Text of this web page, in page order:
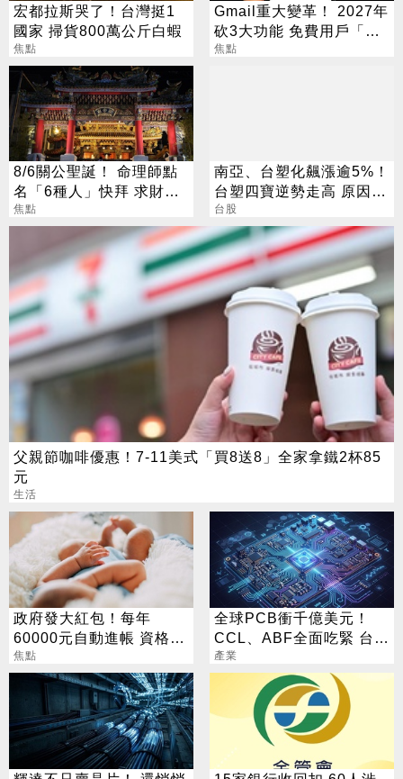
宏都拉斯哭了！台灣挺1
國家 掃貨800萬公斤白蝦
焦點
Gmail重大變革！ 2027年
砍3大功能 免費用戶「這
好康」不能用了
焦點
8/6關公聖誕！ 命理師點
名「6種人」快拜 求財求
職保平安
焦點
南亞、台塑化飆漲逾5%！
台塑四寶逆勢走高 原因找
到了
台股
父親節咖啡優惠！7-11美式「買8送8」全家拿鐵2杯85
元
生活
政府發大紅包！每年
60000元自動進帳 資格一
次看
焦點
全球PCB衝千億美元！
CCL、ABF全面吃緊 台廠
迎兆元商機
產業